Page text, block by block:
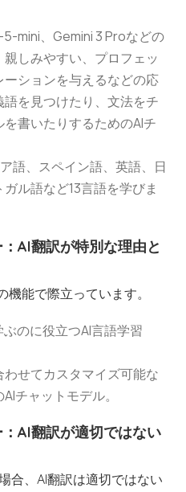
5-mini、Gemini 3 Proなどの
しみやすい、プロフェッ
ションを与えるなどの応
を見つけたり、文法をチ
書いたりするためのAIチ
語、スペイン語、英語、日
ル語など13言語を学びま
AI翻訳が特別な理由と
能で際立っています。
のに役立つAI言語学習
せてカスタマイズ可能な
チャットモデル。
AI翻訳が適切ではない
合、AI翻訳は適切ではない